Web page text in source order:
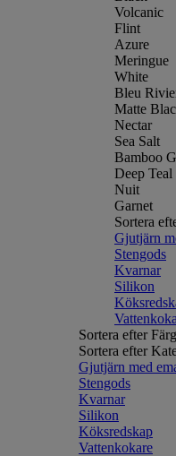
Volcanic
Flint
Azure
Meringue
White
Bleu
Matte
Nectar
Sea Salt
Bamboo
Deep Teal
Nuit
Garnet
Sortera
Gjutjärn
Stengods
Kvarnar
Silikon
Sortera efter Färg
Sortera efter
Gjutjärn med
Stengods
Kvarnar
Silikon
Köksredskap
Vattenkokare